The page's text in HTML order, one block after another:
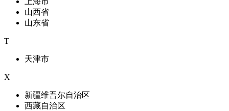
山西省
山东省
T
天津市
X
新疆维吾尔自治区
西藏自治区